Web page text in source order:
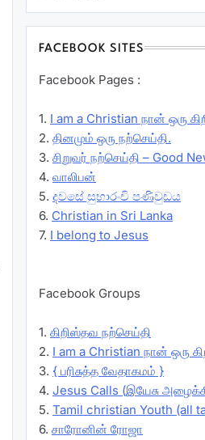
FACEBOOK SITES
Facebook Pages :
1. I am a Christian நான் ஒரு
2. தினமும் ஒரு நற்செய்தி.
3. சிறுவர் நற்செய்தி – Good
4. வாலிபன்
5. දවසේ සුභාරංචි පණිවුඩය
6. Christian in Sri Lanka
7. I belong to Jesus
Facebook Groups
1. கிறிஸ்தவ நற்செய்தி
2. I am a Christian நான் ஒரு
3. { பரிசுத்த வேதாகமம் }
4. Jesus Calls (இயேசு
5. Tamil christian Youth (all
6. சாரோனின் ரோஜா